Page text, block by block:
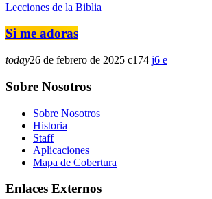
Lecciones de la Biblia
Si me adoras
today26 de febrero de 2025 174 6
Sobre Nosotros
Sobre Nosotros
Historia
Staff
Aplicaciones
Mapa de Cobertura
Enlaces Externos